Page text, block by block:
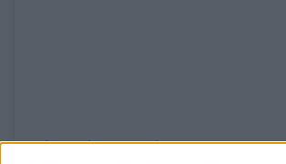
Δείτε αυτή τη δημοσίευση στο Instagram.